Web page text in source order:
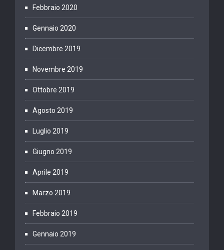
Febbraio 2020
Gennaio 2020
Dicembre 2019
Novembre 2019
Ottobre 2019
Agosto 2019
Luglio 2019
Giugno 2019
Aprile 2019
Marzo 2019
Febbraio 2019
Gennaio 2019